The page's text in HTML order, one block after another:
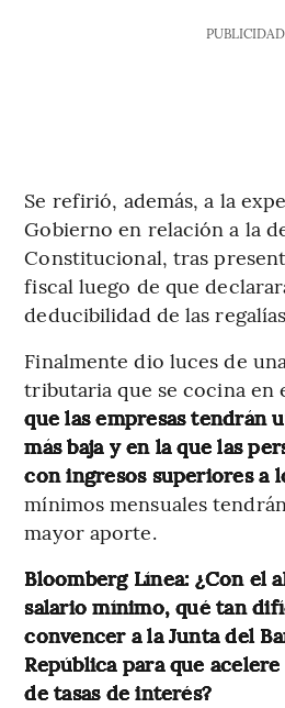
PUBLICIDAD
Se refirió, además, a la
Gobierno en relación a la
Constitucional, tras
fiscal luego de que
deducibilidad de las
Finalmente dio luces de
tributaria que se cocina en
que las empresas tendrán
más baja y en la que las
con ingresos superiores a
mínimos mensuales
mayor aporte.
Bloomberg Línea: ¿Con el
salario mínimo, qué tan
convencer a la Junta del
República para que
de tasas de interés?